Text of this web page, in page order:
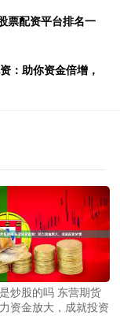
票配资平台排名一
：助你资金倍增，
炒股的吗 东营期货
资金放大，成就投资